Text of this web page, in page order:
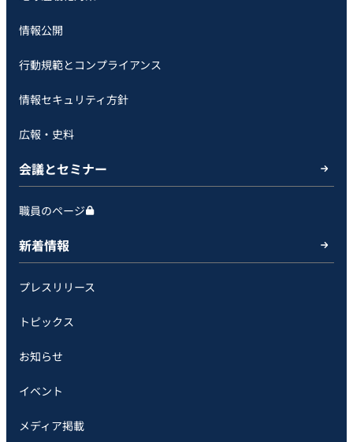
情報公開
行動規範とコンプライアンス
情報セキュリティ方針
広報・史料
会議とセミナー
職員のページ
新着情報
プレスリリース
トピックス
お知らせ
イベント
メディア掲載